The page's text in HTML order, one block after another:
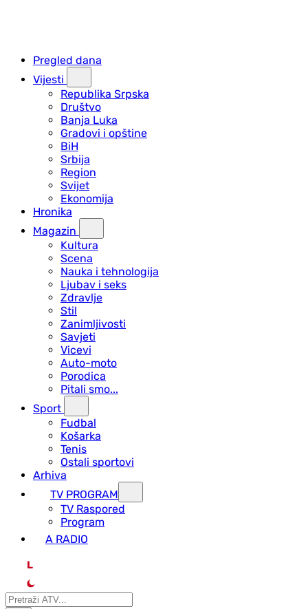
Pregled dana
Vijesti
Republika Srpska
Društvo
Banja Luka
Gradovi i opštine
BiH
Srbija
Region
Svijet
Ekonomija
Hronika
Magazin
Kultura
Scena
Nauka i tehnologija
Ljubav i seks
Zdravlje
Stil
Zanimljivosti
Savjeti
Vicevi
Auto-moto
Porodica
Pitali smo...
Sport
Fudbal
Košarka
Tenis
Ostali sportovi
Arhiva
TV PROGRAM
ТV Raspored
Program
A RADIO
L